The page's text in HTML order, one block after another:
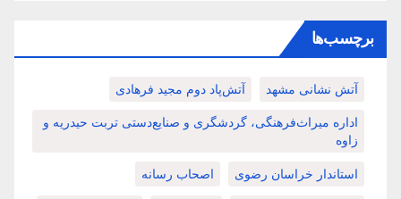
برچسب‌ها
آتش نشانی مشهد آتش‌پاد دوم مجید فرهادی
اداره میراث‌فرهنگی، گردشگری و صنایع‌دستی تربت حیدریه و
زاوه
استاندار خراسان رضوی اصحاب رسانه